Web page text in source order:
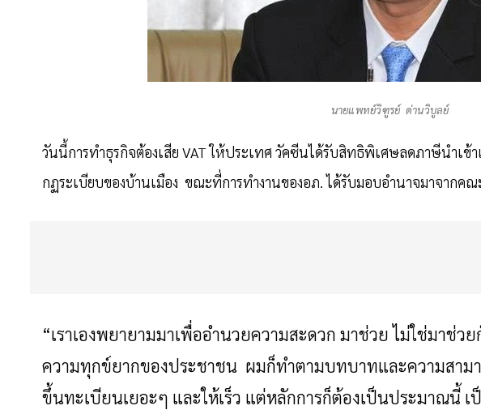
นายแพทย์วิฑูรย์ ด่านวิบูลย์
วันนี้การทำธุรกิจต้องเสีย VAT ให้ประเทศ วัคซีนได้รับสิทธิพิเศษลดภาษีนำเข้า
กฏระเบียบของบ้านเมือง ขณะที่การทำงานของอภ. ได้รับมอบอำนาจมาจากคณะ
“เราเองพยายามมาเพื่ออำนวยความสะดวก มาช่วย ไม่ใช่มาช่
ความทุกข์ยากของประชาชน ผมก็ทำตามบทบาทและความสาม
ขึ้นทะเบียนเยอะๆ และให้เร็ว แต่หลักการก็ต้องเป็นประมาณนี้